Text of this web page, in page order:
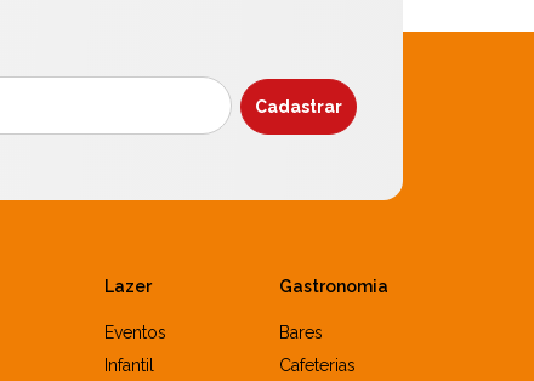
Lazer
Eventos
Infantil
Gastronomia
Bares
Cafeterias